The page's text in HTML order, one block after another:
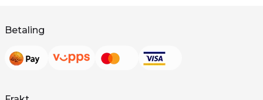
Betaling